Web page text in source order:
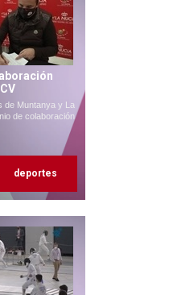
de Muntanya y La
de colaboración
deportes